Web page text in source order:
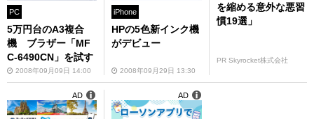
PC
5万円台のA3複合
機 ブラザー「MF
C-6490CN」を試す
2008年09月09日 14:00
iPhone
HPの5色新インク機
がデビュー
2008年09月29日 13:30
を縮める意外な悪習
慣19選」
PR Skyrocket株式会社
AD AD